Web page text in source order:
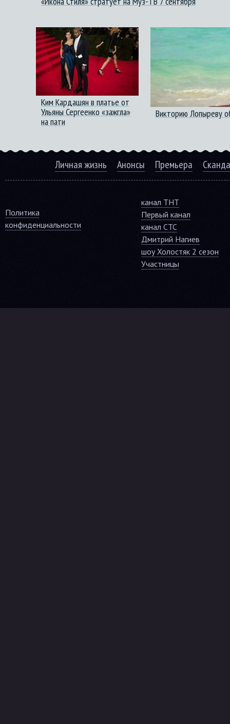
Ким Кардашян в платье от
Ульяны Сергеенко «зажгла»
на пати
Викторию Лопыреву
Личная жизнь Анонсы Премьера
Политика
конфиденциальности
канал ТНТ
Первый канал
канал СТС
Дмитрий Нагиев
шоу Холостяк 2 сезон
Участницы